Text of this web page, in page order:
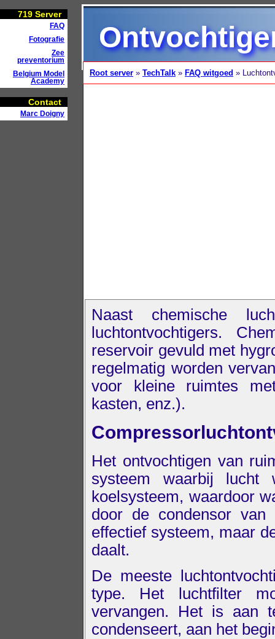
719 Server
FAQ
Fotografie
Zee
preventorium
Belgium Model
Academy
Contact
Marc Doigny
Root server » TechTalk » FAQ witgoed »
Naast chemische
luchtontvochtigers.
reservoir gevuld met
regelmatig worden
voor kleine ruimtes
kasten, enz.).
Het ontvochtigen van
systeem waarbij
koelsysteem, waardoor
door de condensor van
effectief systeem, maar
daalt.
De meeste
type. Het luchtfilter
vervangen. Het is aan
condenseert, aan het